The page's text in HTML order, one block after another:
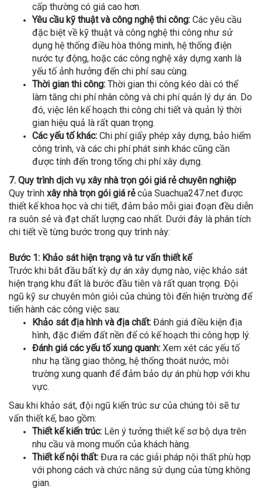
cấp thường có giá cao hơn.
Yêu cầu kỹ thuật và công nghệ thi công: Các yêu cầu
đặc biệt về kỹ thuật và công nghệ thi công như sử
dụng hệ thống điều hòa thông minh, hệ thống điện
nước tự động, hoặc các công nghệ xây dựng xanh là
yếu tố ảnh hưởng đến chi phí sau cùng.
Thời gian thi công: Thời gian thi công kéo dài có thể
làm tăng chi phí nhân công và chi phí quản lý dự án. Do
đó, việc lên kế hoạch thi công chi tiết và quản lý thời
gian hiệu quả là rất quan trọng.
Các yếu tố khác: Chi phí giấy phép xây dựng, bảo hiểm
công trình, và các chi phí phát sinh khác cũng cần
được tính đến trong tổng chi phí xây dựng.
7. Quy trình dịch vụ xây nhà trọn gói giá rẻ chuyên nghiệp
Quy trình xây nhà trọn gói giá rẻcủa Suachua247.net được
thiết kế khoa học và chi tiết, đảm bảo mỗi giai đoạn đều diễn
ra suôn sẻ và đạt chất lượng cao nhất. Dưới đây là phân tích
chi tiết về từng bước trong quy trình này:
Bước 1: Khảo sát hiện trạng và tư vấn thiết kế
Trước khi bắt đầu bất kỳ dự án xây dựng nào, việc khảo sát
hiện trạng khu đất là bước đầu tiên và rất quan trọng. Đội
ngũ kỹ sư chuyên môn giỏi của chúng tôi đến hiện trường để
tiến hành các công việc sau:
Khảo sát địa hình và địa chất: Đánh giá điều kiện địa
hình, đặc điểm đất nền để có kế hoạch thi công hợp lý.
Đánh giá các yếu tố xung quanh: Xem xét các yếu tố
như hạ tầng giao thông, hệ thống thoát nước, môi
trường xung quanh để đảm bảo dự án phù hợp với khu
vực.
Sau khi khảo sát, đội ngũ kiến trúc sư của chúng tôi sẽ tư
vấn thiết kế, bao gồm:
Thiết kế kiến trúc: Lên ý tưởng thiết kế sơ bộ dựa trên
nhu cầu và mong muốn của khách hàng.
Thiết kế nội thất: Đưa ra các giải pháp nội thất phù hợp
với phong cách và chức năng sử dụng của từng không
gian.